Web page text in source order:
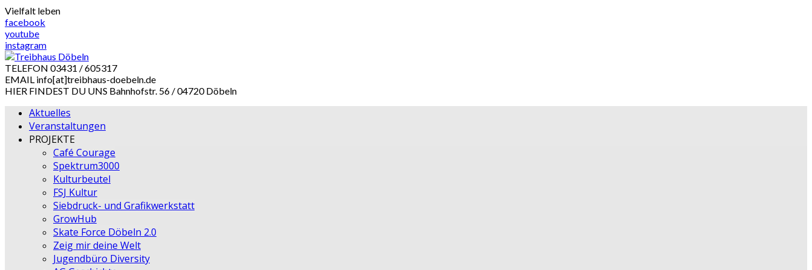
Skip
to
content
Vielfalt leben
facebook
youtube
instagram
TELEFON 03431 / 605317
EMAIL info[at]treibhaus-doebeln.de
HIER FINDEST DU UNS Bahnhofstr. 56 / 04720 Döbeln
Aktuelles
Veranstaltungen
PROJEKTE
Café Courage
Spektrum3000
Kulturbeutel
FSJ Kultur
Siebdruck- und Grafikwerkstatt
GrowHub
Skate Force Döbeln 2.0
Zeig mir deine Welt
Jugendbüro Diversity